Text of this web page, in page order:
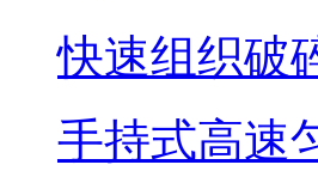
快速组织破
手持式高速